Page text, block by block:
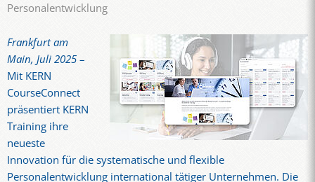
Personalentwicklung
Frankfurt am
Main, Juli 2025–
Mit KERN
CourseConnect
präsentiert KERN
Training ihre
neueste
Innovation für die systematische und flexible
Personalentwicklung international tätiger Unternehmen. Die